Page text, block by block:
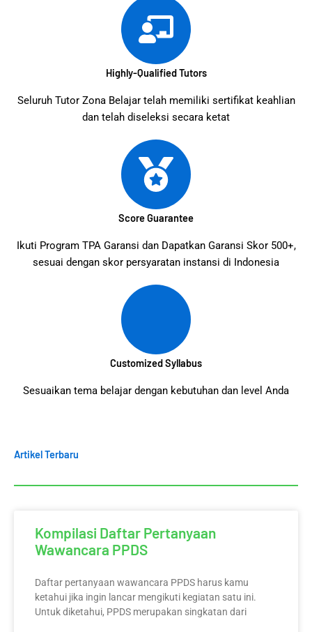
Highly-Qualified Tutors
Seluruh Tutor Zona Belajar telah memiliki sertifikat keahlian
dan telah diseleksi secara ketat
Score Guarantee
Ikuti Program TPA Garansi dan Dapatkan Garansi Skor 500+,
sesuai dengan skor persyaratan instansi di Indonesia
Customized Syllabus
Sesuaikan tema belajar dengan kebutuhan dan level Anda
Artikel Terbaru
Kompilasi Daftar Pertanyaan
Wawancara PPDS
Daftar pertanyaan wawancara PPDS harus kamu
ketahui jika ingin lancar mengikuti kegiatan satu ini.
Untuk diketahui, PPDS merupakan singkatan dari